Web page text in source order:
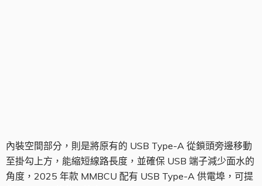
內裝空間部分，則是將原有的 USB Type-A 從鎖頭旁邊移動
至掛勾上方，能縮短線路長度，並確保 USB 端子減少面水的
角度，2025 年款 MMBCU 配有 USB Type-A 供電埠，可提